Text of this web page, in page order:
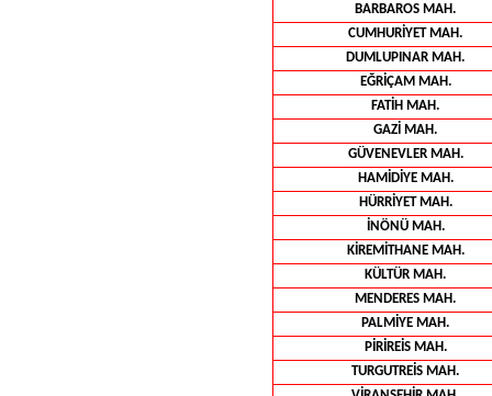
BARBAROS MAH.
CUMHURİYET MAH.
DUMLUPINAR MAH.
EĞRİÇAM MAH.
FATİH MAH.
GAZİ MAH.
GÜVENEVLER MAH.
HAMİDİYE MAH.
HÜRRİYET MAH.
İNÖNÜ MAH.
KİREMİTHANE MAH.
KÜLTÜR MAH.
MENDERES MAH.
PALMİYE MAH.
PİRİREİS MAH.
TURGUTREİS MAH.